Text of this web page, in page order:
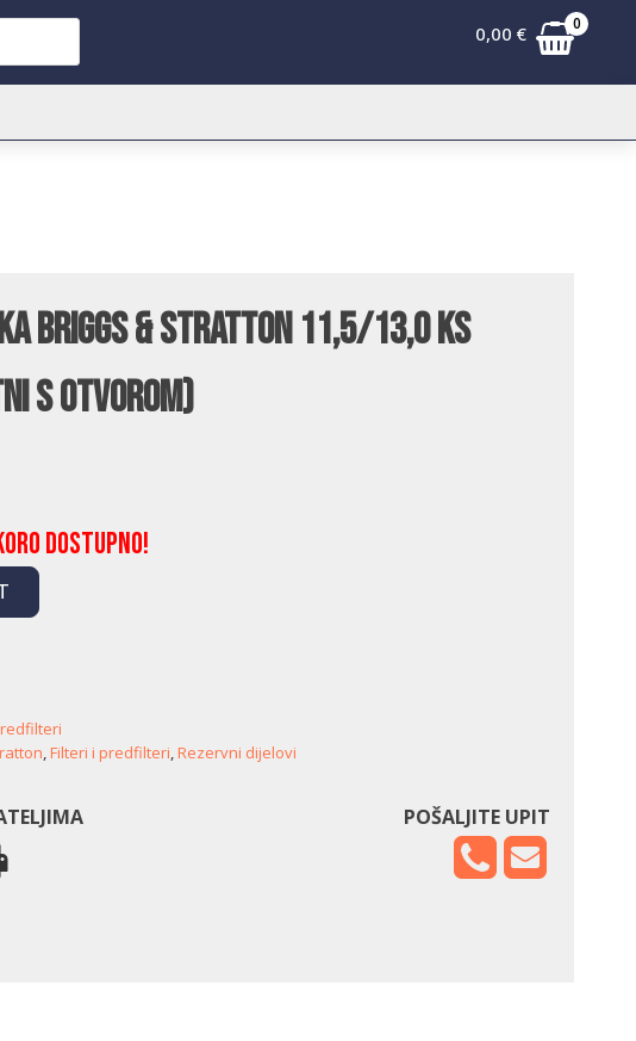
0,00 € 0
Briggs & Stratton 11,5/13,0 KS
s otvorom)
dostupno!
,Filteri i predfilteri,Rezervni dijelovi
POŠALJITE UPIT